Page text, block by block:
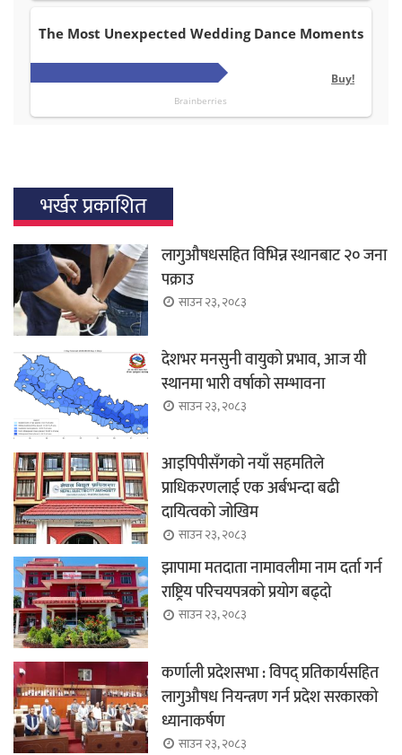
भर्खर प्रकाशित
लागुऔषधसहित विभिन्न स्थानबाट २० जना
पक्राउ
साउन २३, २०८३
देशभर मनसुनी वायुको प्रभाव, आज यी
स्थानमा भारी वर्षाको सम्भावना
साउन २३, २०८३
आइपिपीसँगको नयाँ सहमतिले
प्राधिकरणलाई एक अर्बभन्दा बढी
दायित्वको जोखिम
साउन २३, २०८३
झापामा मतदाता नामावलीमा नाम दर्ता गर्न
राष्ट्रिय परिचयपत्रको प्रयोग बढ्दो
साउन २३, २०८३
कर्णाली प्रदेशसभा : विपद् प्रतिकार्यसहित
लागुऔषध नियन्त्रण गर्न प्रदेश सरकारको
ध्यानाकर्षण
साउन २३, २०८३